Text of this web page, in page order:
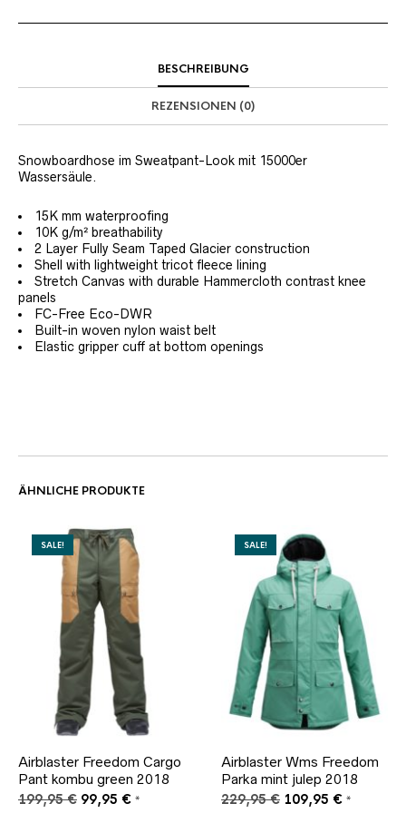
BESCHREIBUNG
REZENSIONEN (0)
Snowboardhose im Sweatpant-Look mit 15000er
Wassersäule.
15K mm waterproofing
10K g/m² breathability
2 Layer Fully Seam Taped Glacier construction
Shell with lightweight tricot fleece lining
Stretch Canvas with durable Hammercloth contrast knee
panels
FC-Free Eco-DWR
Built-in woven nylon waist belt
Elastic gripper cuff at bottom openings
ÄHNLICHE PRODUKTE
SALE!
Airblaster Freedom Cargo
Pant kombu green 2018
199,95€ Ursprünglicher
99,95 €Aktueller
*
SALE!
Airblaster Wms Freedom
Parka mint julep 2018
229,95€ Ursprünglicher
109,95 €Aktueller
*